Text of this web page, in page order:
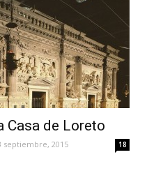
Casa de Loreto
septiembre, 2015 18